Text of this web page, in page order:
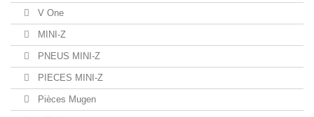
V One
MINI-Z
PNEUS MINI-Z
PIECES MINI-Z
Pièces Mugen